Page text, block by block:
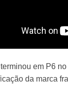
em P6
da marca